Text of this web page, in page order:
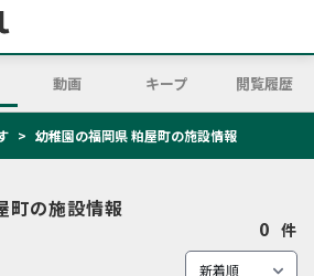
動画 キープ 閲覧履歴
幼稚園の福岡県 粕屋町の施設情報
町の施設情報
0 件